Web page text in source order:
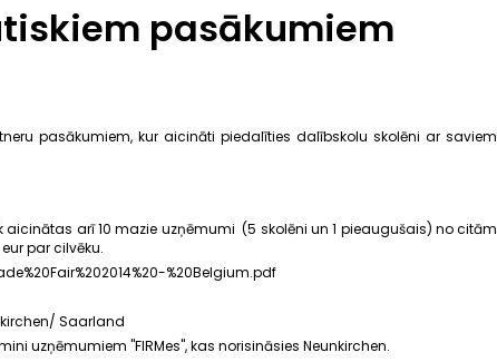
pasākumiem
pasākumiem, kur aicināti piedalīties dalībskolu skolēni ar saviem
arī 10 mazie uzņēmumi (5 skolēni un 1 pieaugušais) no citām
par cilvēku.
%20Belgium.pdf
Saarland
uzņēmumiem "FIRMes", kas norisināsies Neunkirchen.